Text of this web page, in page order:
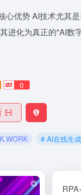
心优势 AI技术尤其
进化为真正的"AI数字
0
# AI在线生成